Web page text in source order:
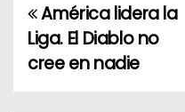
N
a
América lidera la
Liga. El Diablo no
cree en nadie